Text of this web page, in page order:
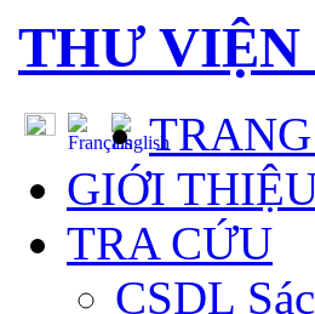
THƯ VIỆN
GIỚI
TRA CỨU
CSDL